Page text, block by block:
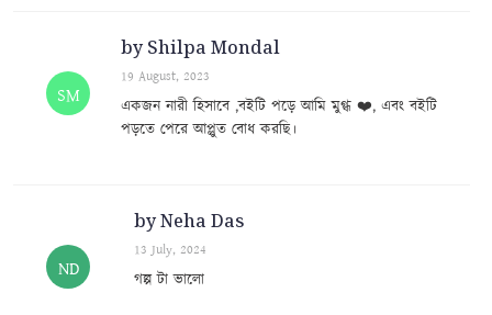
SM
by Shilpa Mondal
19 August, 2023
একজন নারী হিসাবে ,বইটি পড়ে আমি মুগ্ধ ❤️, এবং বইটি
পড়তে পেরে আপ্লুত বোধ করছি।
ND
by Neha Das
13 July, 2024
গল্প টা ভালো